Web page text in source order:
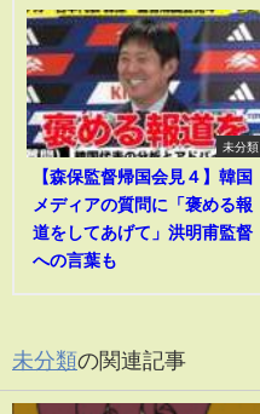
未分類
【森保監督帰国会見４】韓国
メディアの質問に「褒める報
道をしてあげて」洪明甫監督
への言葉も
未分類の関連記事